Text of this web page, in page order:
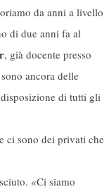
da anni a livello
di due anni fa al
, già docente presso
ancora delle
di tutti gli
ci sono dei privati che
«Ci siamo